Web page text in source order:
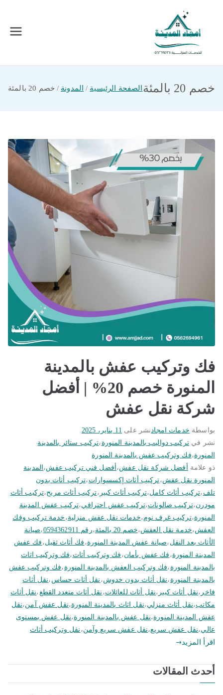
المحتوى
امجاد المدينة للخدمات المنزلية
خصم 20 بالمئة الصفحة الرئيسية المدونة خصم 20 بالمئة
فك وتركيب عفش بالمدينة
المنورة خصم 20% | أفضل
شركة نقل عفش
بواسطة خدمات امجادنشر على 11 يناير، 2025
نشر فيتركيب دواليب بالمدينة المنورة ،تركيب ستائر بالمدينة
المنورة،فك وتركيب عفش بالمدينة المنورة
ذو علامة
أفضل شركة نقل عفش، أفضل فني تركيب عفش، المدينة
المنورة نقل عفش،تركيب أثاث إكسسوارات ،تركيب أثاث بدون
تلف ،تركيب أثاث كامل،تركيب أثاث كبير ،تركيب أثاث مريح،تركيب أثاث
مودرن،تركيب صالونات،تركيب عفش احترافي،تركيب عفش المدينة
المنورة،تركيب غرف نوم،خدمات نقل عفش منزلية، خدمة تركيب وفك
العفش،خدمة نقل العفش،خصم 20 بالمئة ،رقم 0594362911 ،صيانة
الأثاث بعد النقل ،صيانة عفش المدينة المنورة، فك أثاث ثقيل، فك عفش
المدينة المنورة، فك عفش بأمان، فك وتركيب أثاث ،فك وتركيب اثاث
بالمدينة المنورة ،فك وتركيب العفش بالمدينة المنورة ،فك وتركيب عفش
بالمدينة المنورة ،نقل أثاث بدون خدوش، نقل أثاث حساس ،نقل أثاث
فاخر ،نقل أثاث كبير ،نقل أثاث للعائلات، نقل أثاث متعدد القطع،نقل أثاث
مكاتب،نقل أثاث منزلي،نقل اثاث بالمدينة المنورة،نقل عفش آمن،نقل
عفش المدينة المنورة،نقل عفش بالمدينة المنورة،نقل عفش بمستوى
عالي،نقل عفش سريع،نقل عفش سريع وآمن، نقل وتركيب أثاث
اقرأ المزيد
أحدث المقالات